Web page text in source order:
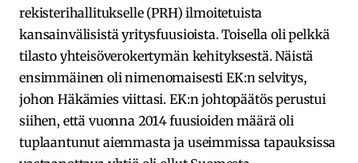
rekisterihallitukselle (PRH) ilmoitetuista
kansainvälisistä yritysfuusioista. Toisella oli pelkkä
tilasto yhteisöverokertymän kehityksestä. Näistä
ensimmäinen oli nimenomaisesti EK:n selvitys,
johon Häkämies viittasi. EK:n johtopäätös perustui
siihen, että vuonna 2014 fuusioiden määrä oli
tuplaantunut aiemmasta ja useimmissa tapauksissa